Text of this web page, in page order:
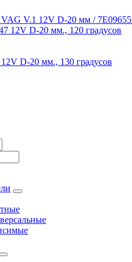
V.1 12V D-20 мм /
D-20 мм., 130 градусов